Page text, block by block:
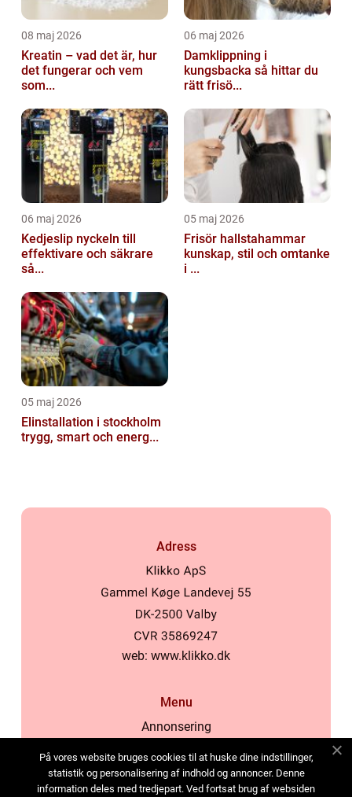
08 maj 2026
Kreatin – vad det är, hur
det fungerar och vem
som...
06 maj 2026
Damklippning i
kungsbacka så hittar du
rätt frisö...
06 maj 2026
Kedjeslip nyckeln till
effektivare och säkrare
så...
05 maj 2026
Frisör hallstahammar
kunskap, stil och omtanke
i ...
05 maj 2026
Elinstallation i stockholm
trygg, smart och energ...
Adress
web: www.klikko.dk
Menu
Annonsering
Cookies
Kontakta oss
På vores website bruges cookies til at huske dine indstillinger,
statistik og personalisering af indhold og annoncer. Denne
information deles med tredjepart. Ved fortsat brug af websiden